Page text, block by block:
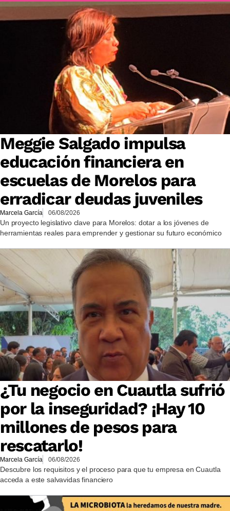
Meggie Salgado impulsa
educación financiera en
escuelas de Morelos para
erradicar deudas juveniles
Marcela García 06/08/2026
Un proyecto legislativo clave para Morelos: dotar a los jóvenes de
herramientas reales para emprender y gestionar su futuro económico
¿Tu negocio en Cuautla sufrió
por la inseguridad? ¡Hay 10
millones de pesos para
rescatarlo!
Marcela García 06/08/2026
Descubre los requisitos y el proceso para que tu empresa en Cuautla
acceda a este salvavidas financiero